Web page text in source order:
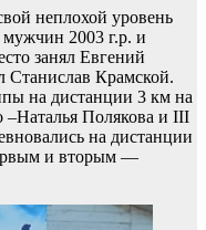
неплохой уровень
2003 г.р. и
занял Евгений
Крамской.
на дистанции 3 км на
–Наталья Полякова и III
на дистанции
и вторым —